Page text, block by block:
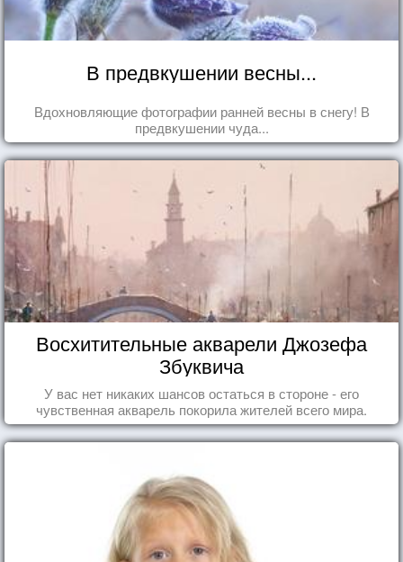
В предвкушении весны...
Вдохновляющие фотографии ранней весны в снегу! В
предвкушении чуда...
Восхитительные акварели Джозефа
Збуквича
У вас нет никаких шансов остаться в стороне - его
чувственная акварель покорила жителей всего мира.